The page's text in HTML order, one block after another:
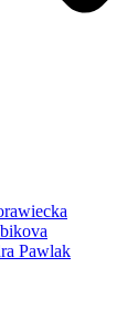
Pawlak